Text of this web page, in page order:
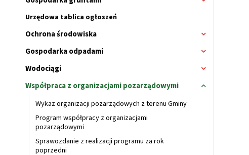
Urzędowa tablica ogłoszeń
Ochrona środowiska
Rozwiń
Gospodarka odpadami
Rozwiń
Wodociągi
Rozwiń
Współpraca z organizacjami pozarządowymi
Zwiń
Wykaz organizacji pozarządowych z terenu Gminy
Program współpracy z organizacjami
pozarządowymi
Sprawozdanie z realizacji programu za rok
poprzedni